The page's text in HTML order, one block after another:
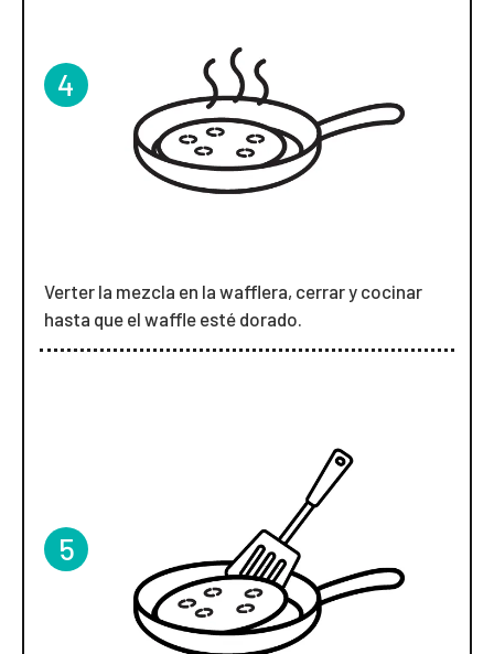
4
Verter la mezcla en la wafflera, cerrar y cocinar
hasta que el waffle esté dorado.
5